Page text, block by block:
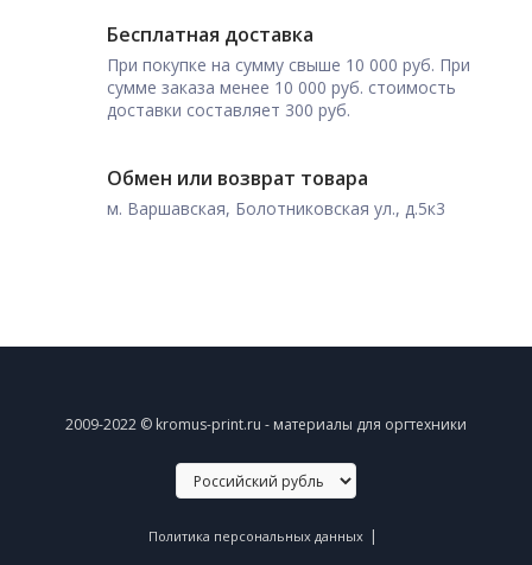
Бесплатная доставка
При покупке на сумму свыше 10 000 руб. При
сумме заказа менее 10 000 руб. стоимость
доставки составляет 300 руб.
Обмен или возврат товара
м. Варшавская, Болотниковская ул., д.5к3
2009-2022 © kromus-print.ru - материалы для оргтехники
Политика персональных данных |